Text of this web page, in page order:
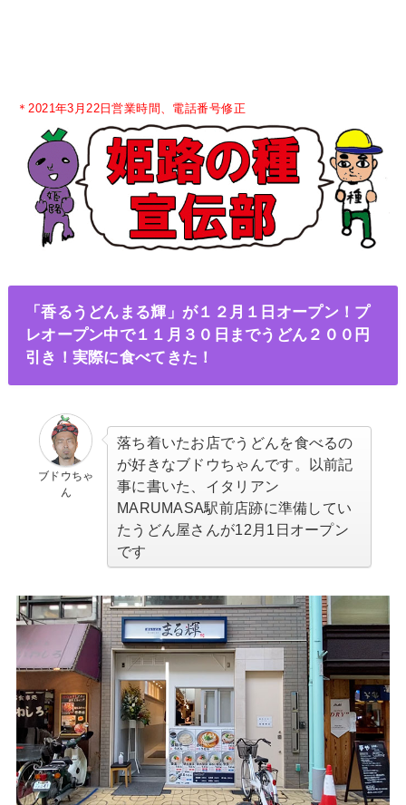
＊2021年3月22日営業時間、電話番号修正
「香るうどんまる輝」が１２月１日オープン！プ
レオープン中で１１月３０日までうどん２００円
引き！実際に食べてきた！
ブドウちゃ
ん
落ち着いたお店でうどんを食べるの
が好きなブドウちゃんです。以前記
事に書いた、イタリアン
MARUMASA駅前店跡に準備してい
たうどん屋さんが12月1日オープン
です